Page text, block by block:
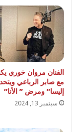
الفنان مروان خوري
مع صابر الرباعي
إليسا” ومرض ” الأنا”
سبتمبر 13, 2024